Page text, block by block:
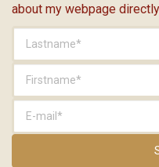
about my webpage